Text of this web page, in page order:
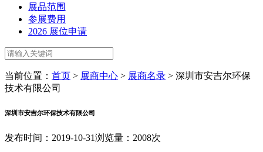
展品范围
参展费用
2026 展位申请
当前位置： 首页 > 展商中心 > 展商名录 > 深圳市安吉尔环保
技术有限公司
深圳市安吉尔环保技术有限公司
发布时间：2019-10-31浏览量：2008次